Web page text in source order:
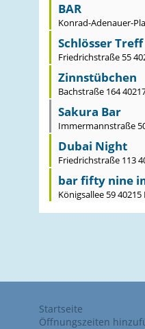
BAR
Konrad-Adenauer-
Schlösser Treff
Friedrichstraße 55
Zinnstübchen
Bachstraße 164
Sakura Bar
Immermannstraße
Dubai Night
Friedrichstraße 113
bar fifty nine
Königsallee 59
Startseite
Öffnungszeiten